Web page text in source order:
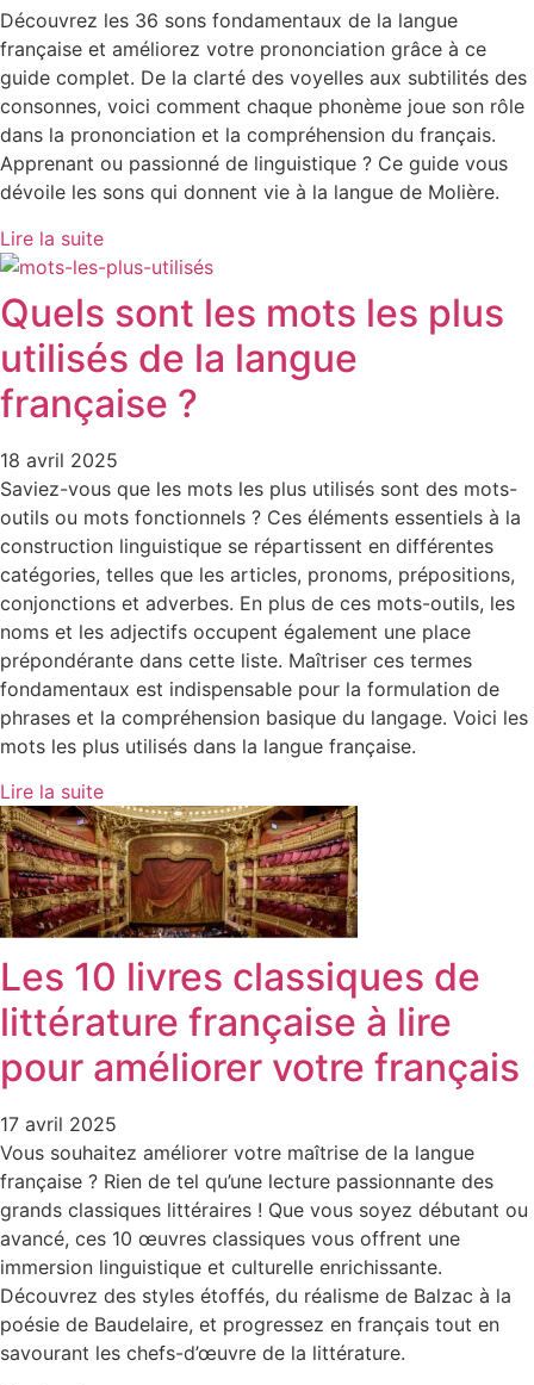
Découvrez les 36 sons fondamentaux de la langue
française et améliorez votre prononciation grâce à ce
guide complet. De la clarté des voyelles aux subtilités des
consonnes, voici comment chaque phonème joue son rôle
dans la prononciation et la compréhension du français.
Apprenant ou passionné de linguistique ? Ce guide vous
dévoile les sons qui donnent vie à la langue de Molière.
Lire la suite
Quels sont les mots les plus
utilisés de la langue
française ?
18 avril 2025
Saviez-vous que les mots les plus utilisés sont des mots-
outils ou mots fonctionnels ? Ces éléments essentiels à la
construction linguistique se répartissent en différentes
catégories, telles que les articles, pronoms, prépositions,
conjonctions et adverbes. En plus de ces mots-outils, les
noms et les adjectifs occupent également une place
prépondérante dans cette liste. Maîtriser ces termes
fondamentaux est indispensable pour la formulation de
phrases et la compréhension basique du langage. Voici les
mots les plus utilisés dans la langue française.
Lire la suite
Les 10 livres classiques de
littérature française à lire
pour améliorer votre français
17 avril 2025
Vous souhaitez améliorer votre maîtrise de la langue
française ? Rien de tel qu’une lecture passionnante des
grands classiques littéraires ! Que vous soyez débutant ou
avancé, ces 10 œuvres classiques vous offrent une
immersion linguistique et culturelle enrichissante.
Découvrez des styles étoffés, du réalisme de Balzac à la
poésie de Baudelaire, et progressez en français tout en
savourant les chefs-d’œuvre de la littérature.